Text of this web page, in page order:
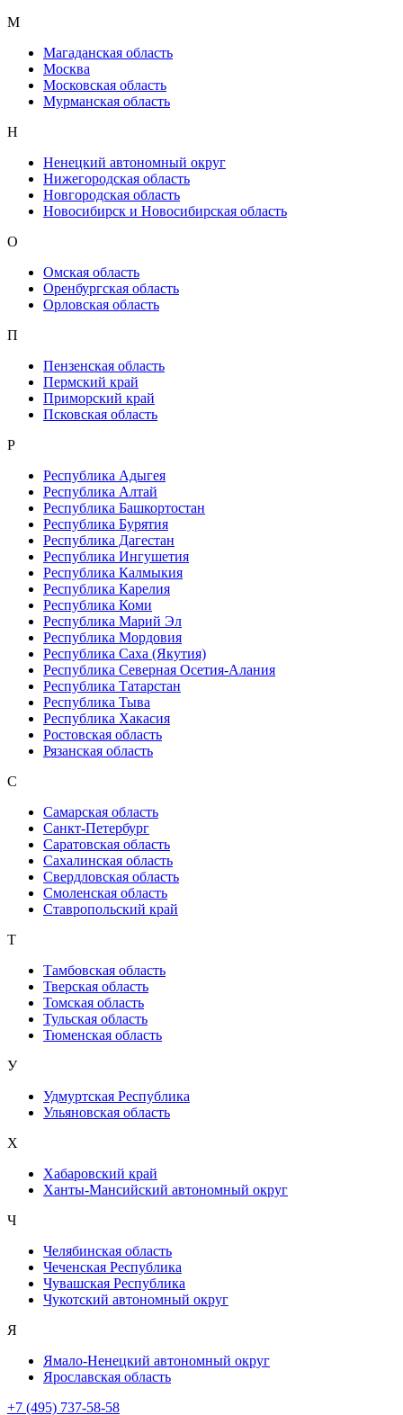
М
Магаданская область
Москва
Московская область
Мурманская область
Н
Ненецкий автономный округ
Нижегородская область
Новгородская область
Новосибирск и Новосибирская область
О
Омская область
Оренбургская область
Орловская область
П
Пензенская область
Пермский край
Приморский край
Псковская область
Р
Республика Адыгея
Республика Алтай
Республика Башкортостан
Республика Бурятия
Республика Дагестан
Республика Ингушетия
Республика Калмыкия
Республика Карелия
Республика Коми
Республика Марий Эл
Республика Мордовия
Республика Саха (Якутия)
Республика Северная Осетия-Алания
Республика Татарстан
Республика Тыва
Республика Хакасия
Ростовская область
Рязанская область
С
Самарская область
Санкт-Петербург
Саратовская область
Сахалинская область
Свердловская область
Смоленская область
Ставропольский край
Т
Тамбовская область
Тверская область
Томская область
Тульская область
Тюменская область
У
Удмуртская Республика
Ульяновская область
Х
Хабаровский край
Ханты-Мансийский автономный округ
Ч
Челябинская область
Чеченская Республика
Чувашская Республика
Чукотский автономный округ
Я
Ямало-Ненецкий автономный округ
Ярославская область
+7 (495) 737-58-58